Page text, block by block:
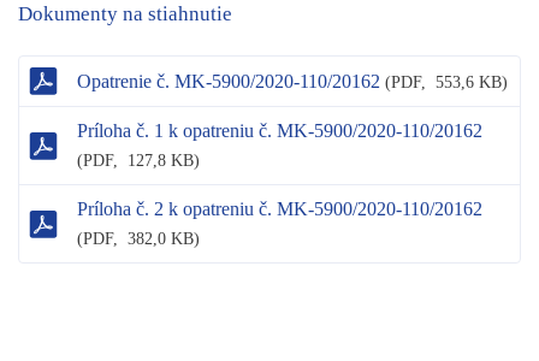
Dokumenty na stiahnutie
Opatrenie č. MK-5900/2020-110/20162 (PDF, 553,6 KB)
Príloha č. 1 k opatreniu č. MK-5900/2020-110/20162
(PDF, 127,8 KB)
Príloha č. 2 k opatreniu č. MK-5900/2020-110/20162
(PDF, 382,0 KB)